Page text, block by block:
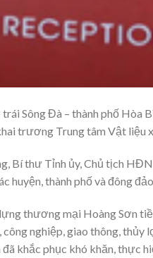
Sông Đà – thành phố Hòa
trương Trung tâm Vật liệu
Bí thư Tỉnh ủy, Chủ tịch
huyện, thành phố và đông
thương mại Hoàng Sơn
nghiệp, giao thông,
khắc phục khó khăn, thực